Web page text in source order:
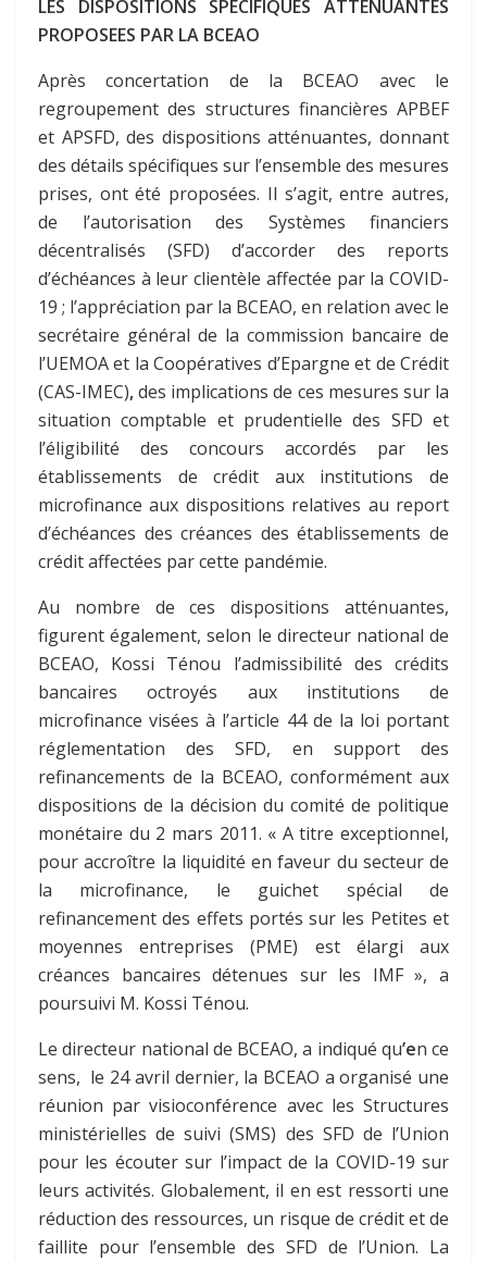
LES DISPOSITIONS SPECIFIQUES ATTENUANTES
PROPOSEES PAR LA BCEAO
Après concertation de la BCEAO avec le
regroupement des structures financières APBEF
et APSFD, des dispositions atténuantes, donnant
des détails spécifiques sur l’ensemble des mesures
prises, ont été proposées. Il s’agit, entre autres,
de l’autorisation des Systèmes financiers
décentralisés (SFD) d’accorder des reports
d’échéances à leur clientèle affectée par la COVID-
19 ; l’appréciation par la BCEAO, en relation avec le
secrétaire général de la commission bancaire de
l’UEMOA et la Coopératives d’Epargne et de Crédit
(CAS-IMEC),des implications de ces mesures sur la
situation comptable et prudentielle des SFD et
l’éligibilité des concours accordés par les
établissements de crédit aux institutions de
microfinance aux dispositions relatives au report
d’échéances des créances des établissements de
crédit affectées par cette pandémie.
Au nombre de ces dispositions atténuantes,
figurent également, selon le directeur national de
BCEAO, Kossi Ténou l’admissibilité des crédits
bancaires octroyés aux institutions de
microfinance visées à l’article 44 de la loi portant
réglementation des SFD, en support des
refinancements de la BCEAO, conformément aux
dispositions de la décision du comité de politique
monétaire du 2 mars 2011. « A titre exceptionnel,
pour accroître la liquidité en faveur du secteur de
la microfinance, le guichet spécial de
refinancement des effets portés sur les Petites et
moyennes entreprises (PME) est élargi aux
créances bancaires détenues sur les IMF », a
poursuivi M. Kossi Ténou.
Le directeur national de BCEAO, a indiqué qu’en ce
sens, le 24 avril dernier, la BCEAO a organisé une
réunion par visioconférence avec les Structures
ministérielles de suivi (SMS) des SFD de l’Union
pour les écouter sur l’impact de la COVID-19 sur
leurs activités. Globalement, il en est ressorti une
réduction des ressources, un risque de crédit et de
faillite pour l’ensemble des SFD de l’Union. La